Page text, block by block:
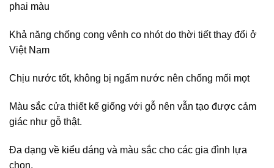
phai màu
Khả năng chống cong vênh co nhót do thời tiết thay đổi ở
Việt Nam
Chịu nước tốt, không bị ngấm nước nên chống mối mọt
Màu sắc cửa thiết kế giống với gỗ nên vẫn tạo được cảm
giác như gỗ thật.
Đa dạng về kiểu dáng và màu sắc cho các gia đình lựa
chọn.